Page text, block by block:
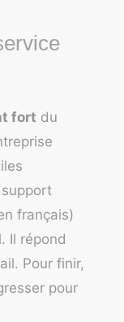
fort du
français)
Il répond
Pour finir,
pour